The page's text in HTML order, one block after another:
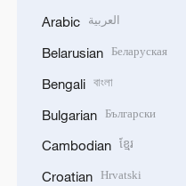
Arabic العربية
Belarusian Беларуская
Bengali বাংলা
Bulgarian Български
Cambodian ខ្មែរ
Croatian Hrvatski